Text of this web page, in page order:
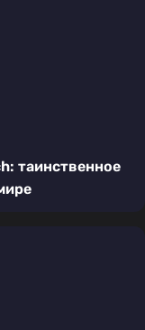
таинственное